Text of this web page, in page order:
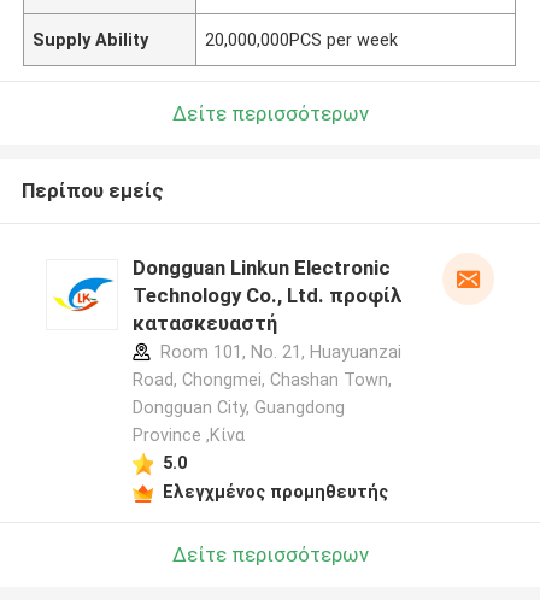
Supply Ability 20,000,000PCS per week
Δείτε περισσότερων
Περίπου εμείς
Dongguan Linkun Electronic
Technology Co., Ltd. προφίλ
κατασκευαστή
Room 101, No. 21, Huayuanzai
Road, Chongmei, Chashan Town,
Dongguan City, Guangdong
Province ,Κίνα
5.0
Ελεγχμένος προμηθευτής
Δείτε περισσότερων